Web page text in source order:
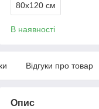
80х120 см
В наявності
Відгуки про товар
Опис